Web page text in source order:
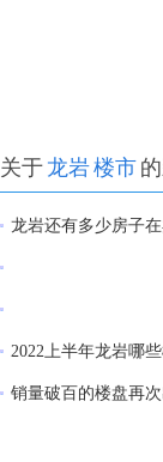
关于 龙岩楼市
龙岩还有多少房子
2022上半年龙岩哪
销量破百的楼盘再